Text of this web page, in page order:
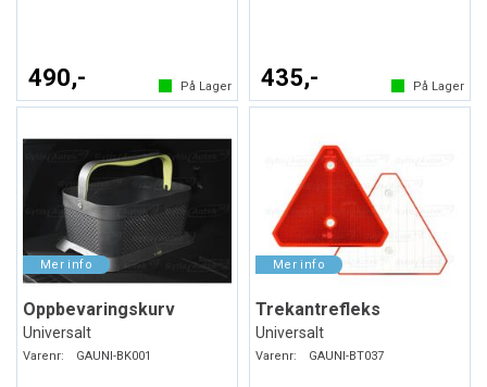
490,- På Lager 435,- På Lager
Oppbevaringskurv
Universalt
Varenr: GAUNI-BK001
Trekantrefleks
Universalt
Varenr: GAUNI-BT037